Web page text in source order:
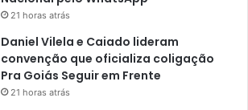
21 horas atrás
Daniel Vilela e Caiado lideram
convenção que oficializa coligação
Pra Goiás Seguir em Frente
21 horas atrás